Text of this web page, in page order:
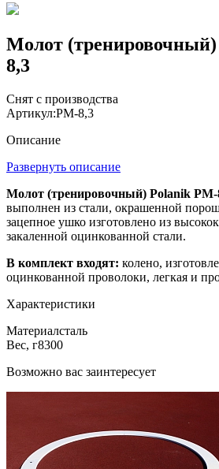
Молот
8,3
Снят с производства
Артикул:PM-8,3
Описание
Развернуть описание
Молот (тренировочный) Polanik PM-
выполнен из стали, окрашенной
зацепное ушко изготовлено из
закаленной оцинкованной стали.
В комплект входят: колено,
оцинкованной проволоки, легкая и
Характеристики
Материалсталь
Вес, г8300
Возможно вас заинтересует